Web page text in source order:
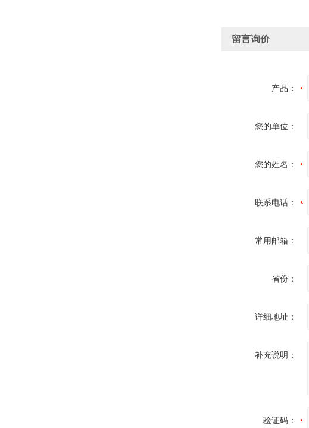
留言询价
产品：
您的单位：
您的姓名：
联系电话：
常用邮箱：
省份：
详细地址：
补充说明：
验证码：